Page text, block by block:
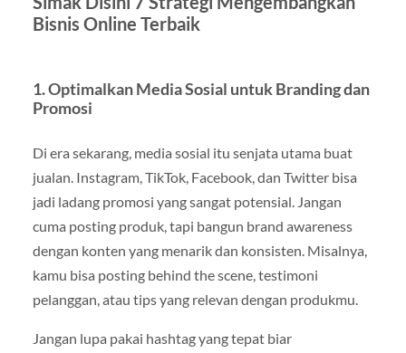
Bisnis Online Terbaik
1.Optimalkan Media Sosial untuk Branding dan
Promosi
Di era sekarang, media sosial itu senjata utama buat
jualan. Instagram, TikTok, Facebook, dan Twitter bisa
jadi ladang promosi yang sangat potensial. Jangan
cuma posting produk, tapi bangun brand awareness
dengan konten yang menarik dan konsisten. Misalnya,
kamu bisa posting behind the scene, testimoni
pelanggan, atau tips yang relevan dengan produkmu.
Jangan lupa pakai hashtag yang tepat biar